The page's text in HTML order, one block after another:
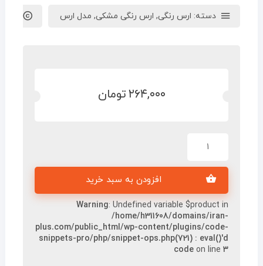
دسته: ارس رنگی, ارس رنگی مشکی, مدل ارس
۲۶۴,۰۰۰تومان
افزودن به سبد خرید
Warning: Undefined variable $product in
/home/h311608/domains/iran-
plus.com/public_html/wp-content/plugins/code-
snippets-pro/php/snippet-ops.php(721) : eval()'d
code on line۳